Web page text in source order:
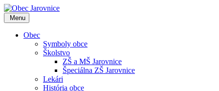
Menu
Obec
Symboly obce
Školstvo
ZŠ a MŠ Jarovnice
Špeciálna ZŠ Jarovnice
Lekári
História obce